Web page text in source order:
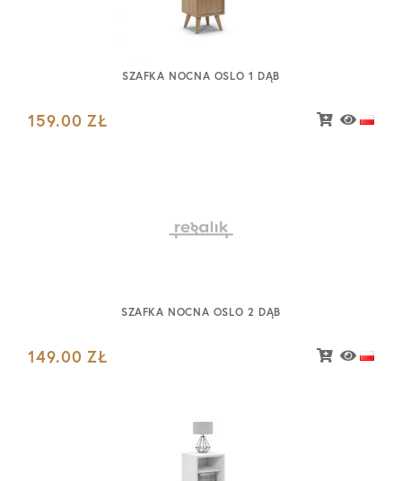
SZAFKA NOCNA OSLO 1 DĄB
159.00 ZŁ
SZAFKA NOCNA OSLO 2 DĄB
149.00 ZŁ